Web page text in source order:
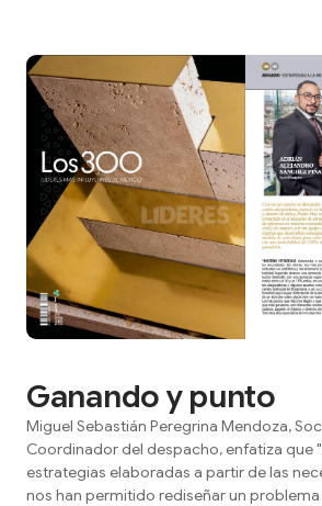
Ganando y punto
Miguel Sebastián Peregrina Mendoza,
Coordinador del despacho, enfatiza que
estrategias elaboradas a partir de las
nos han permitido rediseñar un